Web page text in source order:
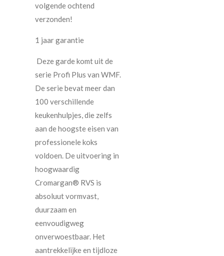
volgende ochtend
verzonden!
1 jaar garantie
Deze garde komt uit de
serie Profi Plus van WMF.
De serie bevat meer dan
100 verschillende
keukenhulpjes, die zelfs
aan de hoogste eisen van
professionele koks
voldoen. De uitvoering in
hoogwaardig
Cromargan® RVS is
absoluut vormvast,
duurzaam en
eenvoudigweg
onverwoestbaar. Het
aantrekkelijke en tijdloze